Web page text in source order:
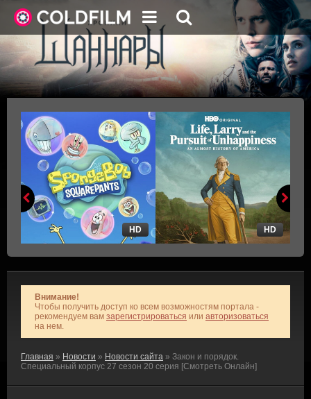
HD HD
Внимание!
Чтобы получить доступ ко всем возможностям портала -
рекомендуем вам зарегистрироваться или авторизоваться
на нем.
Главная » Новости » Новости сайта » Закон и порядок.
Специальный корпус 27 сезон 20 серия [Смотреть Онлайн]